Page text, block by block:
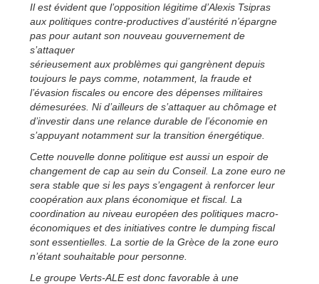
Il est évident que l’opposition légitime d’Alexis Tsipras
aux politiques contre-productives d’austérité n’épargne
pas pour autant son nouveau gouvernement de
s’attaquer
sérieusement aux problèmes qui gangrènent depuis
toujours le pays comme, notamment, la fraude et
l’évasion fiscales ou encore des dépenses militaires
démesurées. Ni d’ailleurs de s’attaquer au chômage et
d’investir dans une relance durable de l’économie en
s’appuyant notamment sur la transition énergétique.
Cette nouvelle donne politique est aussi un espoir de
changement de cap au sein du Conseil. La zone euro ne
sera stable que si les pays s’engagent à renforcer leur
coopération aux plans économique et fiscal. La
coordination au niveau européen des politiques macro-
économiques et des initiatives contre le dumping fiscal
sont essentielles. La sortie de la Grèce de la zone euro
n’étant souhaitable pour personne.
Le groupe Verts-ALE est donc favorable à une